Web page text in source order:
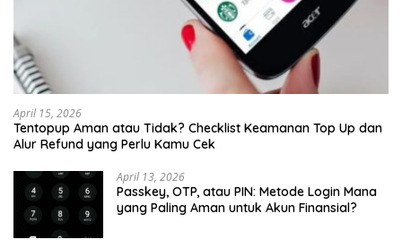
April 15, 2026
Tentopup Aman atau Tidak? Checklist Keamanan Top Up dan
Alur Refund yang Perlu Kamu Cek
April 13, 2026
Passkey, OTP, atau PIN: Metode Login Mana
yang Paling Aman untuk Akun Finansial?